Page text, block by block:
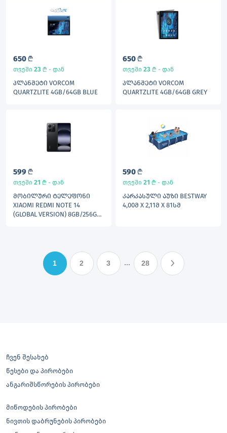
650 L
თვეში 23 L - დან
ᲞᲚᲐᲜᲨᲔᲢᲘ VORCOM
QUARTZLITE 4GB/64GB BLUE
650 L
თვეში 23 L - დან
ᲞᲚᲐᲜᲨᲔᲢᲘ VORCOM
QUARTZLITE 4GB/64GB GREY
599 L
თვეში 21 L - დან
ᲛᲝᲑᲘᲚᲣᲠᲘ ᲢᲔᲚᲔᲤᲝᲜᲘ
XIAOMI REDMI NOTE 14
(GLOBAL VERSION) 8GB/256GB
590 L
თვეში 21 L - დან
ᲙᲐᲠᲙᲐᲡᲣᲚᲘ ᲐᲣᲖᲘ BESTWAY
4,00Მ X 2,11Მ X 81ᲡᲛ
1 2 3 ... 28
ჩვენ შესახებ
წესები და პირობები
ანგარიშსწორების პირობები
მიწოდების პირობები
ნივთის დაბრუნების პირობები